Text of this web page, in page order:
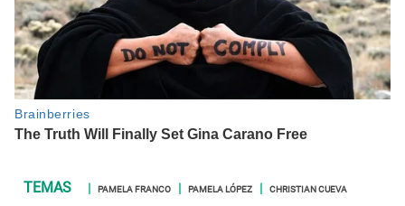
PAMELA FRANCO PAMELA LÓPEZ CHRISTIAN CUEVA